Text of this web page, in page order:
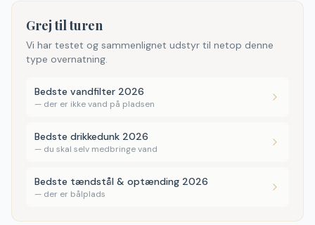
Grej til turen
Vi har testet og sammenlignet udstyr til netop denne
type overnatning.
Bedste vandfilter 2026
— der er ikke vand på pladsen
Bedste drikkedunk 2026
— du skal selv medbringe vand
Bedste tændstål & optænding 2026
— der er bålplads